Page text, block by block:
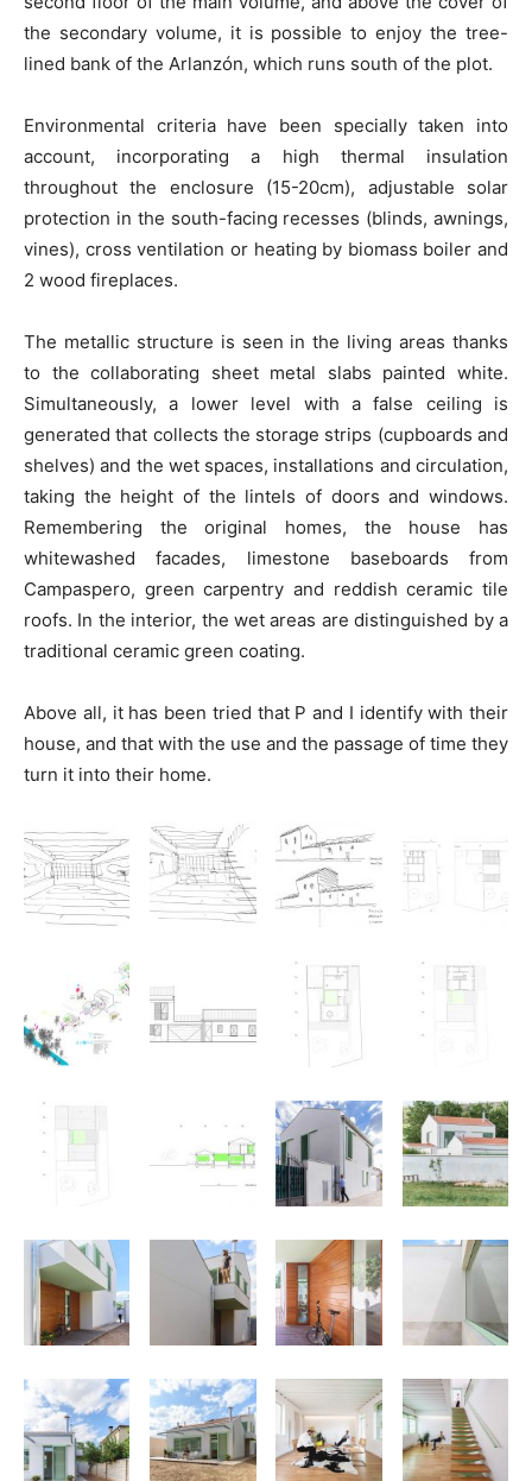
the secondary volume, it is possible to enjoy the tree-
lined bank of the Arlanzón, which runs south of the plot.
Environmental criteria have been specially taken into
account, incorporating a high thermal insulation
throughout the enclosure (15-20cm), adjustable solar
protection in the south-facing recesses (blinds, awnings,
vines), cross ventilation or heating by biomass boiler and
2 wood fireplaces.
The metallic structure is seen in the living areas thanks
to the collaborating sheet metal slabs painted white.
Simultaneously, a lower level with a false ceiling is
generated that collects the storage strips (cupboards and
shelves) and the wet spaces, installations and circulation,
taking the height of the lintels of doors and windows.
Remembering the original homes, the house has
whitewashed facades, limestone baseboards from
Campaspero, green carpentry and reddish ceramic tile
roofs. In the interior, the wet areas are distinguished by a
traditional ceramic green coating.
Above all, it has been tried that P and I identify with their
house, and that with the use and the passage of time they
turn it into their home.